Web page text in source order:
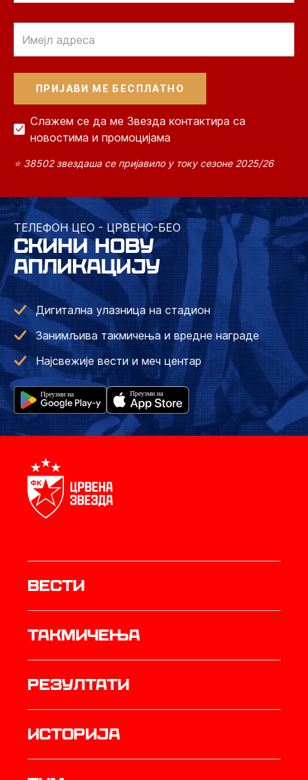
Слажем се да ме Звезда контактира са
новостима и промоцијама
⭐ 38502 звездаша се пријавило у току сезоне 2025/26
ТЕЛЕФОН ЦЕО - ЦРВЕНО-БЕО
СКИНИ НОВУ
АПЛИКАЦИЈУ
Дигитална улазница на стадион
Занимљива такмичења и вредне награде
Најсвежије вести и меч центар
Вести
Такмичења
резултати
историја